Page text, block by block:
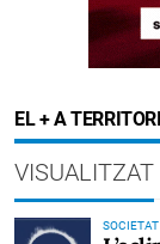
EL + A
VISUALITZAT
SOCIETAT